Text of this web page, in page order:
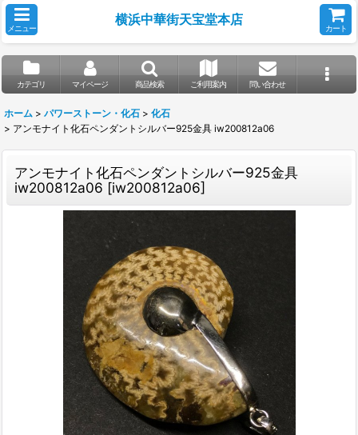
メニュー
横浜中華街天宝堂本店
カート
カテゴリ マイページ 商品検索 ご利用案内 問い合わせ
ホーム > パワーストーン・化石 > 化石
> アンモナイト化石ペンダントシルバー925金具 iw200812a06
アンモナイト化石ペンダントシルバー925金具
iw200812a06 [iw200812a06]